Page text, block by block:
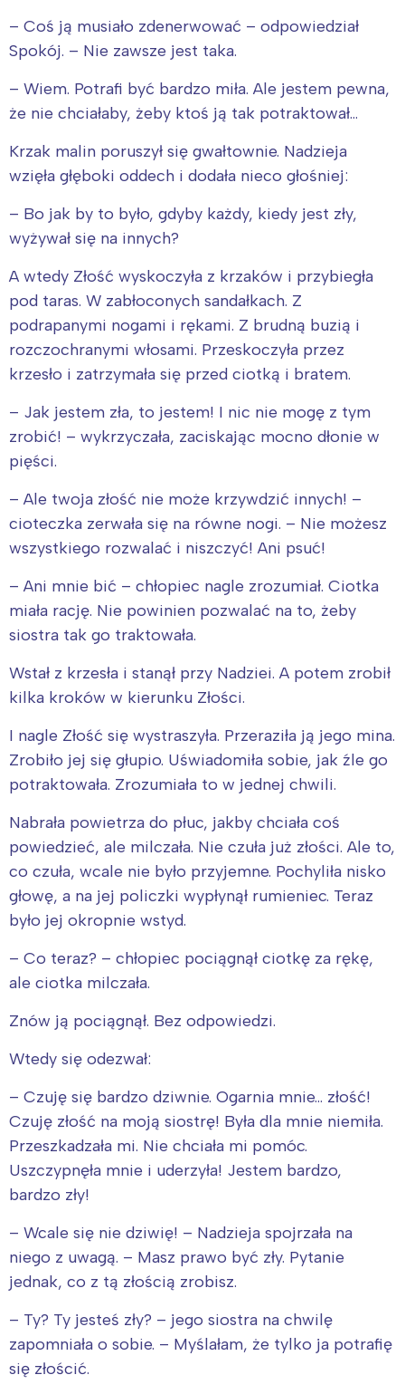
– Coś ją musiało zdenerwować – odpowiedział
Spokój. – Nie zawsze jest taka.
– Wiem. Potrafi być bardzo miła. Ale jestem pewna,
że nie chciałaby, żeby ktoś ją tak potraktował…
Krzak malin poruszył się gwałtownie. Nadzieja
wzięła głęboki oddech i dodała nieco głośniej:
– Bo jak by to było, gdyby każdy, kiedy jest zły,
wyżywał się na innych?
A wtedy Złość wyskoczyła z krzaków i przybiegła
pod taras. W zabłoconych sandałkach. Z
podrapanymi nogami i rękami. Z brudną buzią i
rozczochranymi włosami. Przeskoczyła przez
krzesło i zatrzymała się przed ciotką i bratem.
– Jak jestem zła, to jestem! I nic nie mogę z tym
zrobić! – wykrzyczała, zaciskając mocno dłonie w
pięści.
– Ale twoja złość nie może krzywdzić innych! –
cioteczka zerwała się na równe nogi. – Nie możesz
wszystkiego rozwalać i niszczyć! Ani psuć!
– Ani mnie bić – chłopiec nagle zrozumiał. Ciotka
miała rację. Nie powinien pozwalać na to, żeby
siostra tak go traktowała.
Wstał z krzesła i stanął przy Nadziei. A potem zrobił
kilka kroków w kierunku Złości.
I nagle Złość się wystraszyła. Przeraziła ją jego mina.
Zrobiło jej się głupio. Uświadomiła sobie, jak źle go
potraktowała. Zrozumiała to w jednej chwili.
Nabrała powietrza do płuc, jakby chciała coś
powiedzieć, ale milczała. Nie czuła już złości. Ale to,
co czuła, wcale nie było przyjemne. Pochyliła nisko
głowę, a na jej policzki wypłynął rumieniec. Teraz
było jej okropnie wstyd.
– Co teraz? – chłopiec pociągnął ciotkę za rękę,
ale ciotka milczała.
Znów ją pociągnął. Bez odpowiedzi.
Wtedy się odezwał:
– Czuję się bardzo dziwnie. Ogarnia mnie… złość!
Czuję złość na moją siostrę! Była dla mnie niemiła.
Przeszkadzała mi. Nie chciała mi pomóc.
Uszczypnęła mnie i uderzyła! Jestem bardzo,
bardzo zły!
– Wcale się nie dziwię! – Nadzieja spojrzała na
niego z uwagą. – Masz prawo być zły. Pytanie
jednak, co z tą złością zrobisz.
– Ty? Ty jesteś zły? – jego siostra na chwilę
zapomniała o sobie. – Myślałam, że tylko ja potrafię
się złościć.